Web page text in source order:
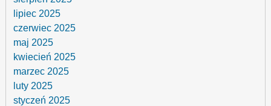
lipiec 2025
czerwiec 2025
maj 2025
kwiecień 2025
marzec 2025
luty 2025
styczeń 2025